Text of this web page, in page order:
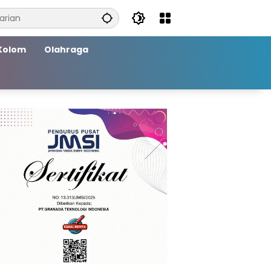
Olahraga